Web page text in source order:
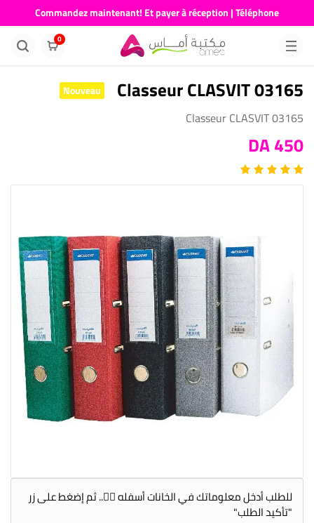
Commandez maintenant! Et payer à réception | Téléphone
676681730
0
Classeur CLASVIT 03165
Nouveau
Classeur CLASVIT 03165
450 DA
للطلب أدخل معلوماتك في الخانات أسفله 👇🏻.. ثم إضغط على زر
"تأكيد الطلب"